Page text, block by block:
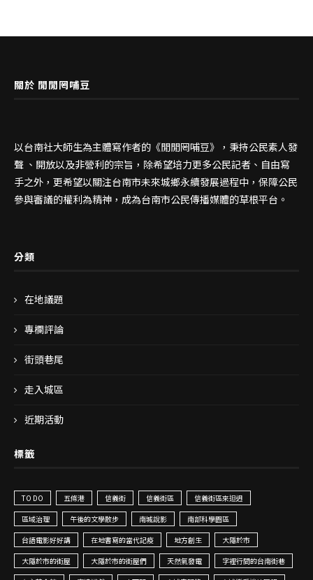
關於 閒閒罔哺豆
以台南社大師生為主體寫作者的《閒閒罔哺豆》，秉持公民素人發
聲 、開放以及非營利的宗旨，除希望培力更多公民記者、自由寫
手之外，更希望以關注台南市未來城鄉永續發展過程中，保障公民
參與審議的權利為精神，成為台南市公民傳播媒體的草根平台。
分類
在地議題
專欄評論
街頭巷尾
走入城區
近期活動
標籤
TO DO 五條港 信義街 信義街區
信義街區來𨑨迌
區域治理
午後的文學散步 南城說影
南部科學園區
台語電影好好講
在地書寫的當代記疫 地方創生
大隱於市
大隱於市的街屋
大隱於市的街屋們 天然氣發電
字裡行間的台南街巷